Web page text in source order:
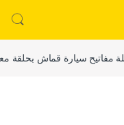
مفاتيح سيارة قماش بحلقة